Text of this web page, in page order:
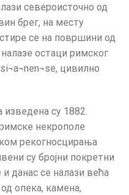
североисточно од
брег, на месту
се на површини од
остаци римског
цивилно
су 1882.
некрополе
рекогносцирања
су бројни покретни
данас се налази већа
опека, камена,